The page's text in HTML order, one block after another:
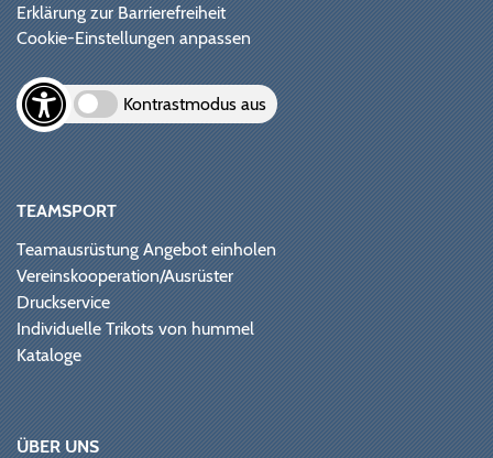
Erklärung zur Barrierefreiheit
Cookie-Einstellungen anpassen
Kontrastmodus aus
TEAMSPORT
Teamausrüstung Angebot einholen
Vereinskooperation/Ausrüster
Druckservice
Individuelle Trikots von hummel
Kataloge
ÜBER UNS